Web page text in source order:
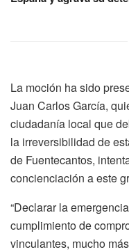
La moción ha sido
Juan Carlos García,
ciudadanía local que
la irreversibilidad de
de Fuentecantos,
concienciación a este
“Declarar la
cumplimiento de
vinculantes, mucho